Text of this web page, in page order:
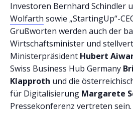
Investoren Bernhard Schindler
Wolfarth sowie „StartingUp“-
Grußworten werden auch der
Wirtschaftsminister und
Ministerpräsident Hubert
Swiss Business Hub Germany
Klapproth und die
für Digitalisierung Margarete
Pressekonferenz vertreten sein.